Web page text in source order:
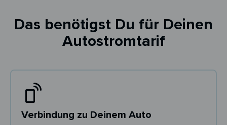
Das benötigst Du für Deinen
Autostromtarif
Verbindung zu Deinem Auto